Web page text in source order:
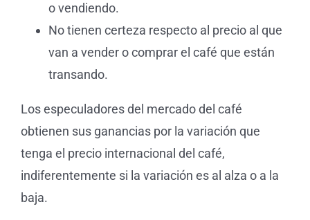
o vendiendo.
No tienen certeza respecto al precio al que
van a vender o comprar el café que están
transando.
Los especuladores del mercado del café
obtienen sus ganancias por la variación que
tenga el precio internacional del café,
indiferentemente si la variación es al alza o a la
baja.